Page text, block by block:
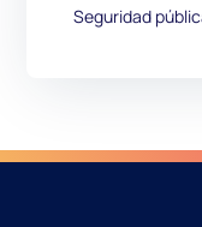
Seguridad